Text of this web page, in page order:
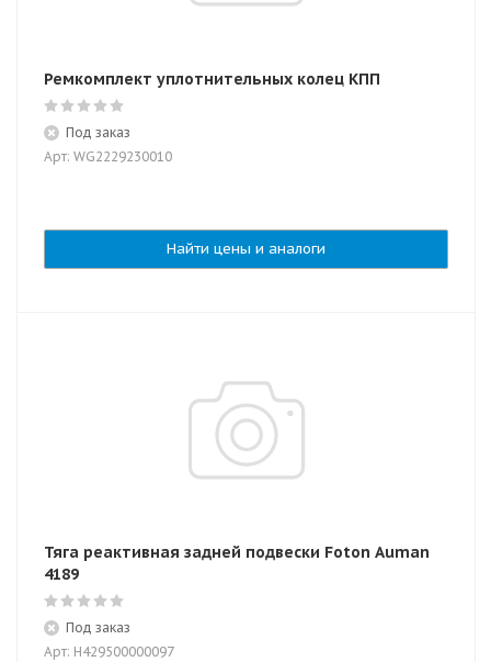
Ремкомплект уплотнительных колец КПП
Под заказ
Арт: WG2229230010
Найти цены и аналоги
Тяга реактивная задней подвески Foton Auman
4189
Под заказ
Арт: H429500000097